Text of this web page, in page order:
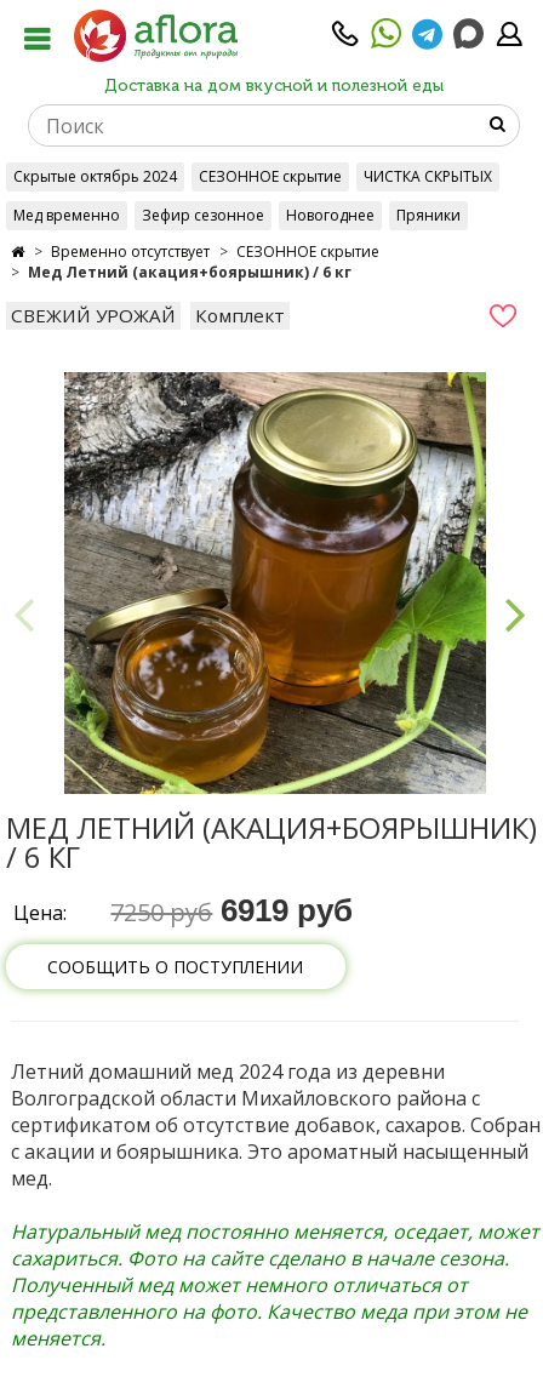
Доставка на дом вкусной и полезной еды
Скрытые октябрь 2024 СЕЗОННОЕ скрытие
ЧИСТКА СКРЫТЫХ
Мед временно
Зефир сезонное Новогоднее
Пряники
Временно отсутствует
СЕЗОННОЕ скрытие
Мед Летний (акация+боярышник) / 6 кг
СВЕЖИЙ УРОЖАЙ Комплект
МЕД ЛЕТНИЙ (АКАЦИЯ+БОЯРЫШНИК)
/ 6 КГ
Цена: 7250 руб 6919 руб
СООБЩИТЬ О ПОСТУПЛЕНИИ
Летний домашний мед 2024 года из деревни
Волгоградской области Михайловского района с
сертификатом об отсутствие добавок, сахаров. Собран
с акации и боярышника. Это ароматный насыщенный
мед.
Натуральный мед постоянно меняется, оседает, может
сахариться. Фото на сайте сделано в начале сезона.
Полученный мед может немного отличаться от
представленного на фото. Качество меда при этом не
меняется.